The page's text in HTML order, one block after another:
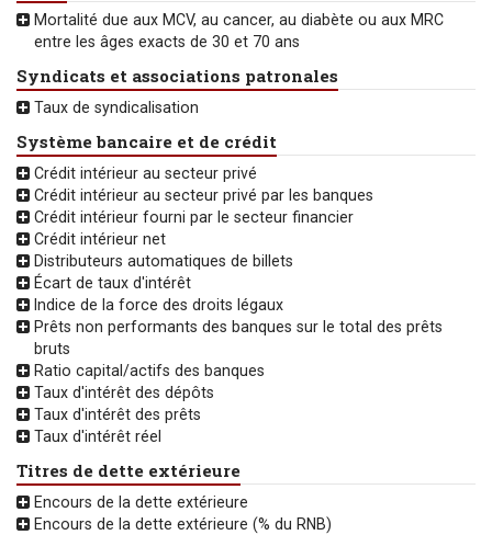
Mortalité due aux MCV, au cancer, au diabète ou aux MRC
entre les âges exacts de 30 et 70 ans
Syndicats et associations patronales
Taux de syndicalisation
Système bancaire et de crédit
Crédit intérieur au secteur privé
Crédit intérieur au secteur privé par les banques
Crédit intérieur fourni par le secteur financier
Crédit intérieur net
Distributeurs automatiques de billets
Écart de taux d'intérêt
Indice de la force des droits légaux
Prêts non performants des banques sur le total des prêts
bruts
Ratio capital/actifs des banques
Taux d'intérêt des dépôts
Taux d'intérêt des prêts
Taux d'intérêt réel
Titres de dette extérieure
Encours de la dette extérieure
Encours de la dette extérieure (% du RNB)